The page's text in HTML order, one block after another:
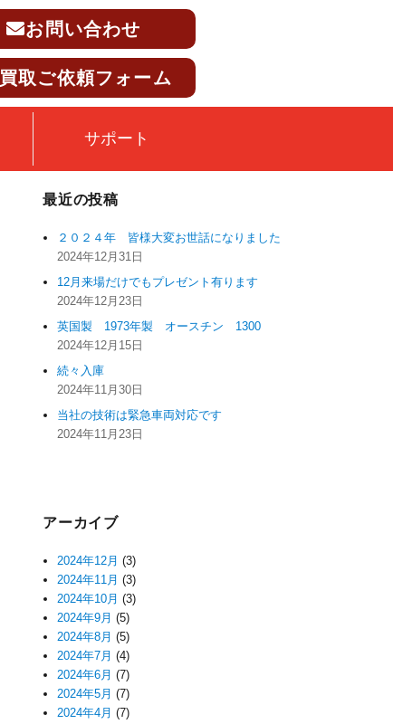
お問い合わせ
買取ご依頼フォーム
サポート
最近の投稿
２０２４年 皆様大変お世話になりました
2024年12月31日
12月来場だけでもプレゼント有ります
2024年12月23日
英国製 1973年製 オースチン 1300
2024年12月15日
続々入庫
2024年11月30日
当社の技術は緊急車両対応です
2024年11月23日
アーカイブ
2024年12月 (3)
2024年11月 (3)
2024年10月 (3)
2024年9月 (5)
2024年8月 (5)
2024年7月 (4)
2024年6月 (7)
2024年5月 (7)
2024年4月 (7)